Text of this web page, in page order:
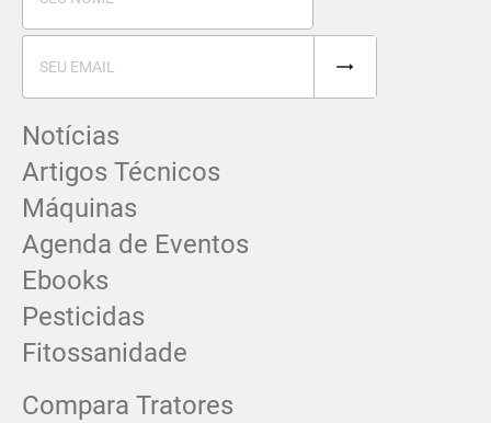
Notícias
Artigos Técnicos
Máquinas
Agenda de Eventos
Ebooks
Pesticidas
Fitossanidade
Compara Tratores